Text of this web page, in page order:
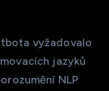
vyžadovalo
jazyků
NLP